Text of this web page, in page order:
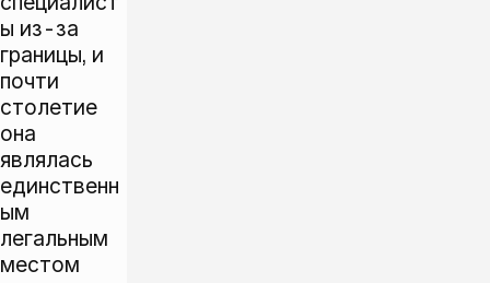
ы из-за
границы, и
почти
столетие
она
являлась
единственн
ым
легальным
местом